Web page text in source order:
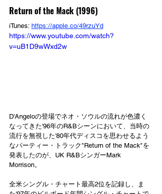
Return of the Mack (1996)
iTunes: https://apple.co/49rzuYd
https://www.youtube.com/watch?
v=uB1D9wWxd2w
D'Angeloの登場でネオ・ソウルの流れが色濃く
なってきた'96年のR&Bシーンにおいて、当時の
流行を無視した'80年代ディスコを思わせるよう
なパーティー・トラック"Return of the Mack"を
発表したのが、UK R&BシンガーMark
Morrison。
全米シングル・チャート最高2位を記録し、ま